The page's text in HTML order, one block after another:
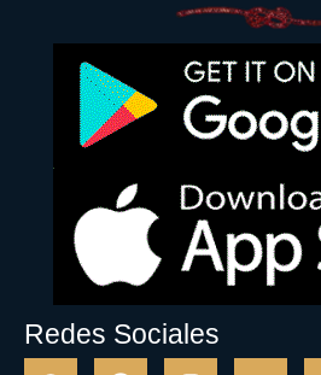
Redes Sociales